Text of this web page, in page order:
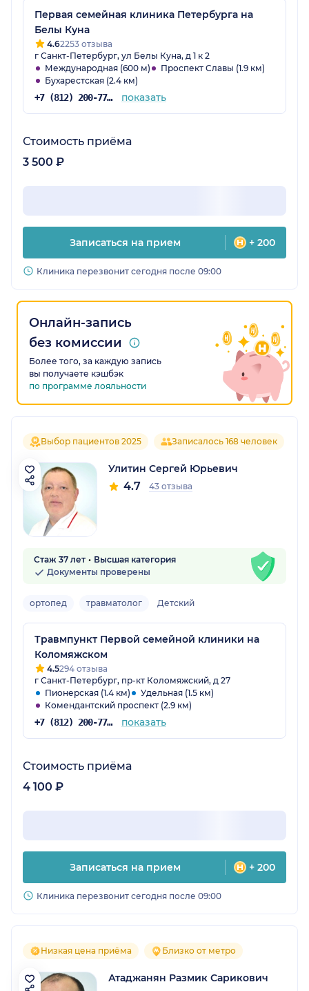
Первая семейная клиника Петербурга на
Белы Куна
4.62253 отзыва
г Санкт-Петербург, ул Белы Куна, д 1 к 2
Международная (600 м)
Проспект Славы (1.9 км)
Бухарестская (2.4 км)
+7 (812) 200-77-54 показать
Стоимость приёма
3 500 ₽
Записаться на прием + 200
Клиника перезвонит сегодня после 09:00
Онлайн-запись
без комиссии
Более того, за каждую запись
вы получаете кэшбэк
по программе лояльности
Выбор пациентов 2025 Записалось 168 человек
Улитин Сергей Юрьевич
4.7 43 отзыва
Стаж 37 лет
Высшая категория
Документы проверены
ортопед травматолог Детский
Травмпункт Первой семейной клиники на
Коломяжском
4.5294 отзыва
г Санкт-Петербург, пр-кт Коломяжский, д 27
Пионерская (1.4 км)
Удельная (1.5 км)
Комендантский проспект (2.9 км)
+7 (812) 200-77-54 показать
Стоимость приёма
4 100 ₽
Записаться на прием + 200
Клиника перезвонит сегодня после 09:00
Низкая цена приёма Близко от метро
Атаджанян Размик Сарикович